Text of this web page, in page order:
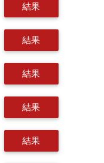
結果
結果
結果
結果
結果